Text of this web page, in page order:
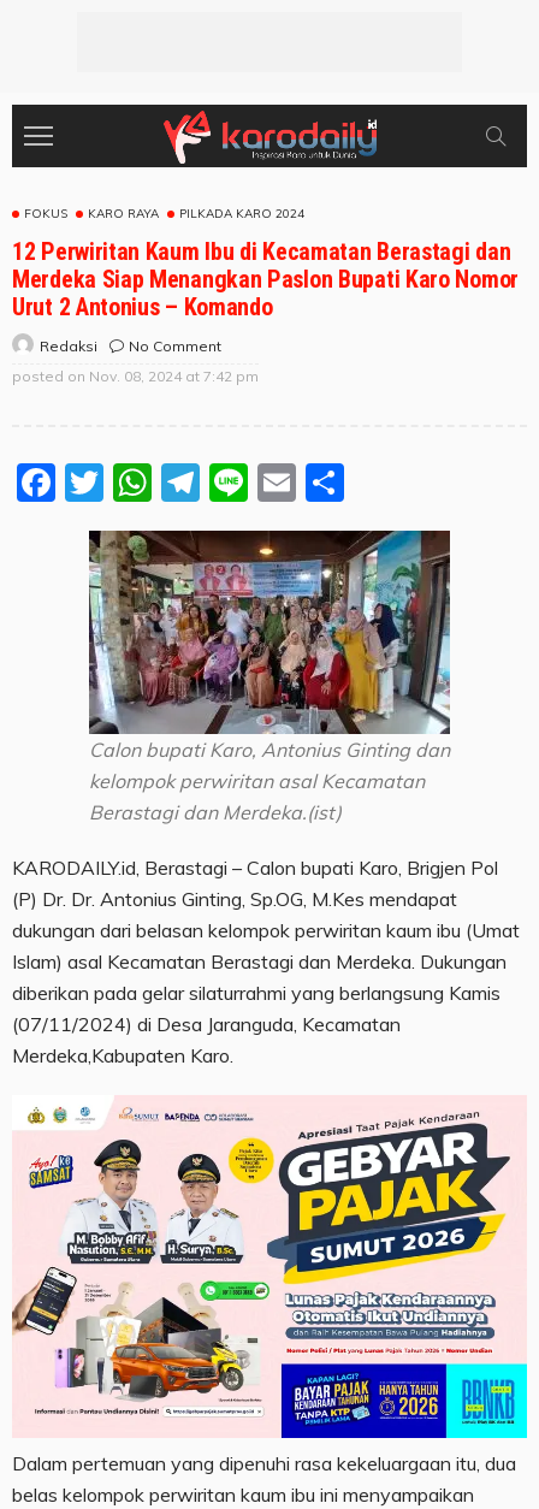
FOKUS KARO RAYA PILKADA KARO 2024
12 Perwiritan Kaum Ibu di Kecamatan Berastagi dan
Merdeka Siap Menangkan Paslon Bupati Karo Nomor
Urut 2 Antonius – Komando
Redaksi
No Comment
posted on Nov. 08, 2024 at 7:42 pm
Facebook
Twitter
WhatsApp
Telegram
LineEmail
Calon bupati Karo, Antonius Ginting dan
kelompok perwiritan asal Kecamatan
Berastagi dan Merdeka.(ist)
KARODAILY.id, Berastagi – Calon bupati Karo, Brigjen Pol
(P) Dr. Dr. Antonius Ginting, Sp.OG, M.Kes mendapat
dukungan dari belasan kelompok perwiritan kaum ibu (Umat
Islam) asal Kecamatan Berastagi dan Merdeka. Dukungan
diberikan pada gelar silaturrahmi yang berlangsung Kamis
(07/11/2024) di Desa Jaranguda, Kecamatan
Merdeka,Kabupaten Karo.
Dalam pertemuan yang dipenuhi rasa kekeluargaan itu, dua
belas kelompok perwiritan kaum ibu ini menyampaikan